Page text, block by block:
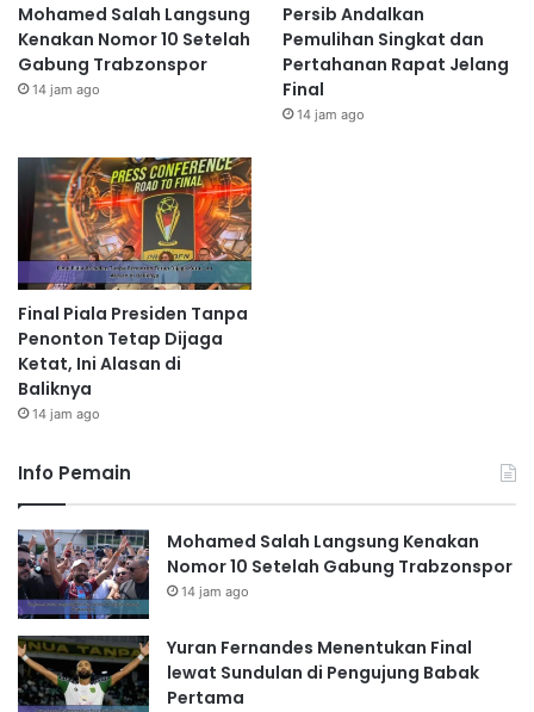
Mohamed Salah Langsung
Kenakan Nomor 10 Setelah
Gabung Trabzonspor
14 jam ago
Persib Andalkan
Pemulihan Singkat dan
Pertahanan Rapat Jelang
Final
14 jam ago
Final Piala Presiden Tanpa
Penonton Tetap Dijaga
Ketat, Ini Alasan di
Baliknya
14 jam ago
Info Pemain
Mohamed Salah Langsung Kenakan
Nomor 10 Setelah Gabung Trabzonspor
14 jam ago
Yuran Fernandes Menentukan Final
lewat Sundulan di Pengujung Babak
Pertama